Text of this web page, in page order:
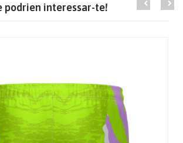
podrien interessar-te!